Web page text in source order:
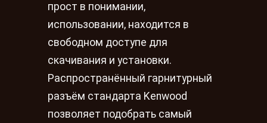
прост в понимании,
использовании, находится в
свободном доступе для
скачивания и установки.
Распространённый гарнитурный
разъём стандарта Kenwood
позволяет подобрать самый